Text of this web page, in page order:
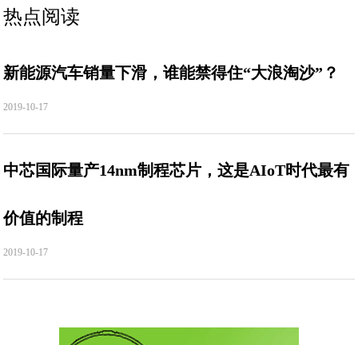
热点阅读
新能源汽车销量下滑，谁能禁得住“大浪淘沙”？
2019-10-17
中芯国际量产14nm制程芯片，这是AIoT时代最有
价值的制程
2019-10-17